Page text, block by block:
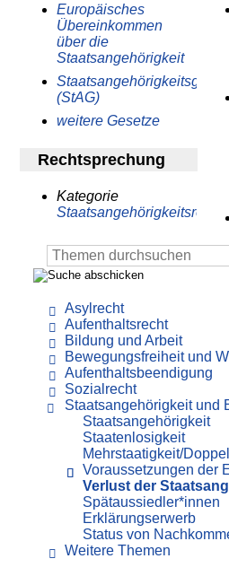
Europäisches
Übereinkommen
über die
Staatsangehörigkeit
Staatsangehörigkeitsgesetz
(StAG)
weitere Gesetze
Rechtsprechung
Kategorie
Asylrecht
Aufenthaltsrecht
Bildung und Arbeit
Bewegungsfreiheit und
Aufenthaltsbeendigung
Sozialrecht
Staatsangehörigkeit und
Staatsangehörigkeit
Staatenlosigkeit
Mehrstaatigkeit/
Voraussetzungen der
Verlust der
Spätaussiedler*innen
Erklärungserwerb
Status von
Weitere Themen